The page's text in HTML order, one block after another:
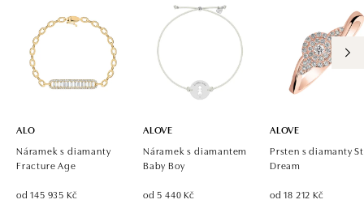
ALO
Náramek s diamanty
Fracture Age
od 145 935 Kč
ALOVE
Náramek s diamantem
Baby Boy
od 5 440 Kč
ALOVE
Prsten s diamanty
Dream
od 18 212 Kč